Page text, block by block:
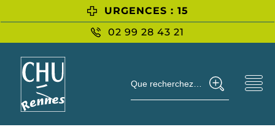
URGENCES : 15
02 99 28 43 21
Que recherchez-vous ?